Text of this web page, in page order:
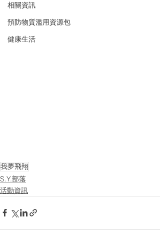
相關資訊
預防物質濫用資源包
健康生活
我夢飛翔
S.Y.部落
活動資訊